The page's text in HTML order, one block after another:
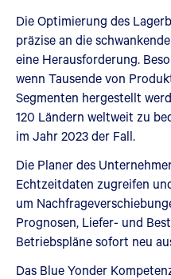
Die Optimierung des
präzise an die
eine Herausforderung.
wenn Tausende von
Segmenten hergestellt
120 Ländern weltweit zu
im Jahr 2023 der Fall.
Die Planer des
Echtzeitdaten zugreifen
um
Prognosen, Liefer- und
Betriebspläne sofort neu
Das Blue Yonder